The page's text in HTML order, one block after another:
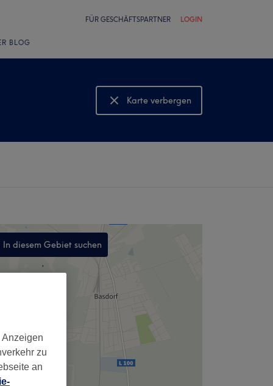
FÜR GESCHÄFTSPARTNER LOGIN
BLOG
Karte verbergen
Karte anzeigen
In diesem Gebiet suchen
,
zu
an